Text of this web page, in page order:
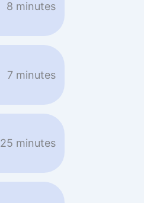
8 minutes
7 minutes
25 minutes